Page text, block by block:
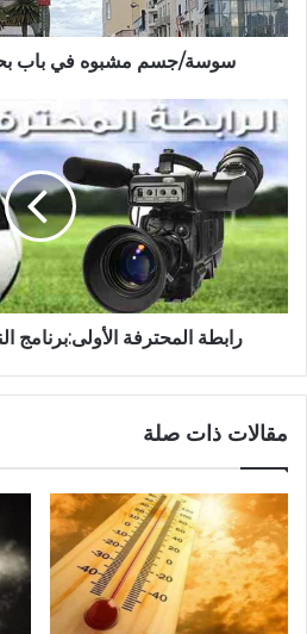
سوسة/جسم مشبوه في باب
رابطة المحترفة الأولى:برنامج
مقالات ذات صلة